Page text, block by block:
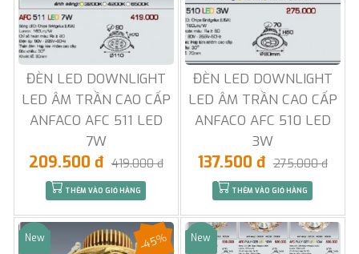
ĐÈN LED DOWNLIGHT
LED ÂM TRẦN CAO CẤP
ANFACO AFC 511 LED
7W
209.500 đ 419.000 đ
THÊM VÀO GIỎ HÀNG
ĐÈN LED DOWNLIGHT
LED ÂM TRẦN CAO CẤP
ANFACO AFC 510 LED
3W
137.500 đ 275.000 đ
THÊM VÀO GIỎ HÀNG
Sale
New -45% Sale
New